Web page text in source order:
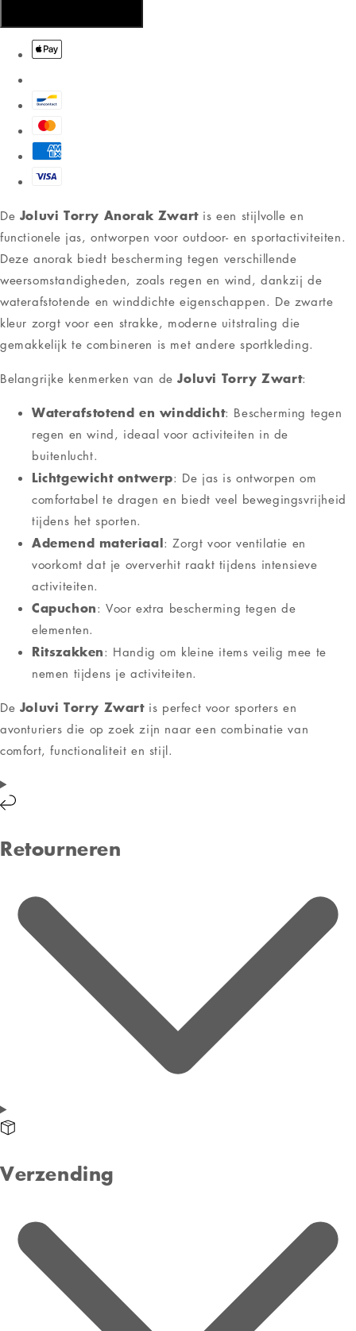
De Joluvi Torry Anorak Zwartis een stijlvolle en
functionele jas, ontworpen voor outdoor- en sportactiviteiten.
Deze anorak biedt bescherming tegen verschillende
weersomstandigheden, zoals regen en wind, dankzij de
waterafstotende en winddichte eigenschappen. De zwarte
kleur zorgt voor een strakke, moderne uitstraling die
gemakkelijk te combineren is met andere sportkleding.
Belangrijke kenmerken van deJoluvi Torry Zwart:
Waterafstotend en winddicht: Bescherming tegen
regen en wind, ideaal voor activiteiten in de
buitenlucht.
Lichtgewicht ontwerp: De jas is ontworpen om
comfortabel te dragen en biedt veel bewegingsvrijheid
tijdens het sporten.
Ademend materiaal: Zorgt voor ventilatie en
voorkomt dat je oververhit raakt tijdens intensieve
activiteiten.
Capuchon: Voor extra bescherming tegen de
elementen.
Ritszakken: Handig om kleine items veilig mee te
nemen tijdens je activiteiten.
De Joluvi Torry Zwartis perfect voor sporters en
avonturiers die op zoek zijn naar een combinatie van
comfort, functionaliteit en stijl.
Retourneren
Verzending